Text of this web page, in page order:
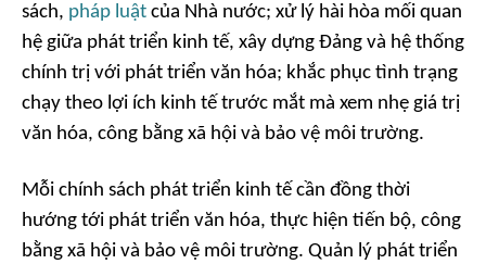
sách, pháp luật của Nhà nước; xử lý hài hòa mối quan
hệ giữa phát triển kinh tế, xây dựng Đảng và hệ thống
chính trị với phát triển văn hóa; khắc phục tình trạng
chạy theo lợi ích kinh tế trước mắt mà xem nhẹ giá trị
văn hóa, công bằng xã hội và bảo vệ môi trường.
Mỗi chính sách phát triển kinh tế cần đồng thời
hướng tới phát triển văn hóa, thực hiện tiến bộ, công
bằng xã hội và bảo vệ môi trường. Quản lý phát triển